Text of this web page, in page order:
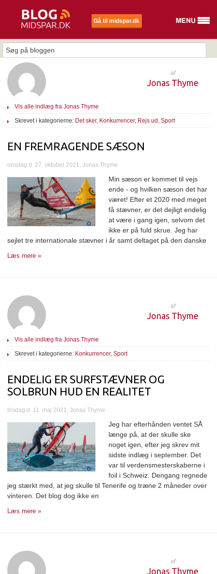
Gå til midspar.dk
af
Jonas Thyme
Vis alle indlæg fra Jonas Thyme
Skrevet i kategorierne: Det sker, Konkurrencer, Rejs ud , Sport
EN FREMRAGENDE SÆSON
onsdag d. 27. oktober 2021, Jonas Thyme
Min sæson er kommet til vejs
ende - og hvilken sæson det har
været! Efter et 2020 med meget
få stævner, er det dejligt endelig
at være i gang igen, selvom det
ikke er på fuld skrue. Jeg har
sejlet tre internationale stævner i år samt deltaget på den danske
Læs mere »
af
Jonas Thyme
Vis alle indlæg fra Jonas Thyme
Skrevet i kategorierne: Konkurrencer, Sport
ENDELIG ER SURFSTÆVNER OG
SOLBRUN HUD EN REALITET
tirsdag d. 11. maj 2021, Jonas Thyme
Jeg har efterhånden ventet SÅ
længe på, at der skulle ske
noget igen, efter jeg skrev mit
sidste indlæg i september. Det
var til verdensmesterskaberne i
foil i Schweiz. Dengang regnede
jeg stærkt med, at jeg skulle til Tenerife og træne 2 måneder over
vinteren. Det blog dog ikke en
Læs mere »
af
Jonas Thyme